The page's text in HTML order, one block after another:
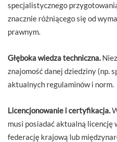
specjalistycznego
znacznie różniącego się od
prawnym.
Głęboka wiedza techniczna.
znajomość danej dziedziny (np.
aktualnych regulaminów i norm.
Licencjonowanie i certyfikacja.
musi posiadać aktualną licencję
federację krajową lub